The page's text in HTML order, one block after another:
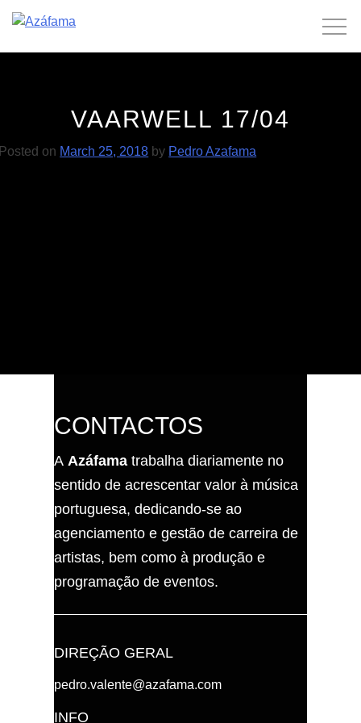
VAARWELL 17/04
on March 25, 2018 by Pedro Azafama
CONTACTOS
A Azáfama trabalha diariamente no
sentido de acrescentar valor à música
portuguesa, dedicando-se ao
agenciamento e gestão de carreira de
artistas, bem como à produção e
programação de eventos.
DIREÇÃO GERAL
pedro.valente@azafama.com
INFO